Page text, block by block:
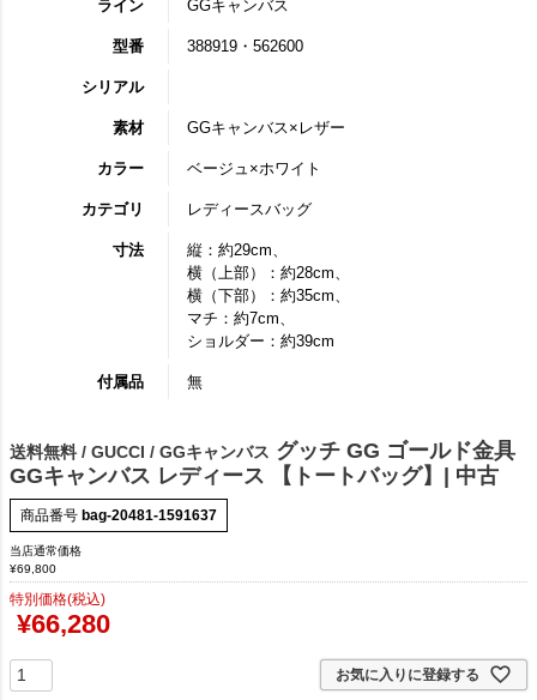
ライン GGキャンバス
型番 388919・562600
シリアル
素材 GGキャンバス×レザー
カラー ベージュ×ホワイト
カテゴリ レディースバッグ
寸法
縦：約29cm、
横（上部）：約28cm、
横（下部）：約35cm、
マチ：約7cm、
ショルダー：約39cm
付属品 無
送料無料 / GUCCI / GGキャンバス グッチ GG ゴールド金具
GGキャンバス レディース 【トートバッグ】| 中古
商品番号 bag-20481-1591637
当店通常価格
¥69,800
特別価格(税込)
¥66,280
お気に入りに登録する